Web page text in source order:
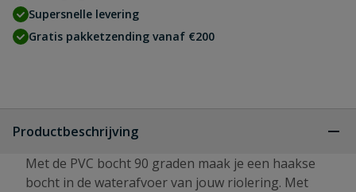
Supersnelle levering
Gratis pakketzending vanaf €200
Productbeschrijving
Met de PVC bocht 90 graden maak je een haakse
bocht in de waterafvoer van jouw riolering. Met